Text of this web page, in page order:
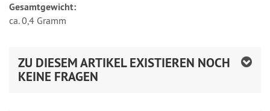
Gesamtgewicht:
ca. 0,4 Gramm
ZU DIESEM ARTIKEL EXISTIEREN NOCH
KEINE FRAGEN